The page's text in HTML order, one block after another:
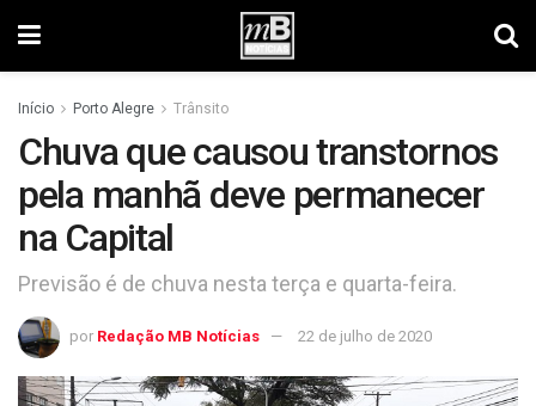
Início Porto Alegre Trânsito
Chuva que causou transtornos
pela manhã deve permanecer
na Capital
Previsão é de chuva nesta terça e quarta-feira.
por Redação MB Notícias 22 de julho de 2020